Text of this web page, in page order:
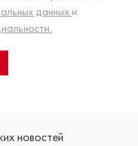
данных и
новостей